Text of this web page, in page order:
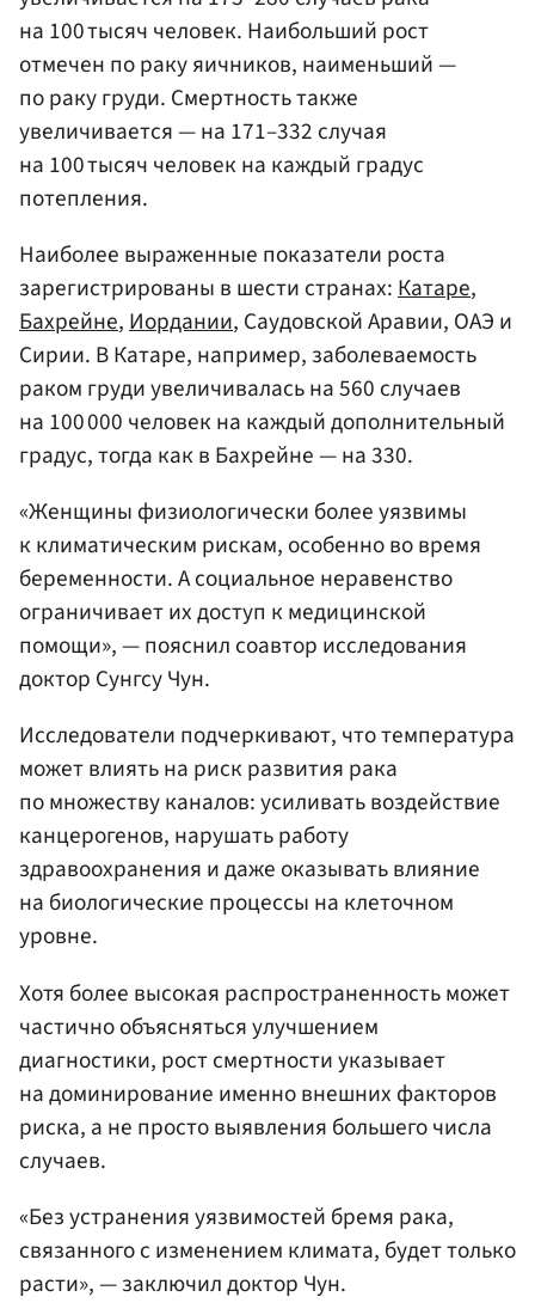
на 100 тысяч человек. Наибольший рост
отмечен по раку яичников, наименьший —
по раку груди. Смертность также
увеличивается — на 171–332 случая
на 100 тысяч человек на каждый градус
потепления.
Наиболее выраженные показатели роста
зарегистрированы в шести странах:Катаре,
Бахрейне,Иордании, Саудовской Аравии, ОАЭ и
Сирии. В Катаре, например, заболеваемость
раком груди увеличивалась на 560 случаев
на 100 000 человек на каждый дополнительный
градус, тогда как в Бахрейне — на 330.
«Женщины физиологически более уязвимы
к климатическим рискам, особенно во время
беременности. А социальное неравенство
ограничивает их доступ к медицинской
помощи», — пояснил соавтор исследования
доктор Сунгсу Чун.
Исследователи подчеркивают, что температура
может влиять на риск развития рака
по множеству каналов: усиливать воздействие
канцерогенов, нарушать работу
здравоохранения и даже оказывать влияние
на биологические процессы на клеточном
уровне.
Хотя более высокая распространенность может
частично объясняться улучшением
диагностики, рост смертности указывает
на доминирование именно внешних факторов
риска, а не просто выявления большего числа
случаев.
«Без устранения уязвимостей бремя рака,
связанного с изменением климата, будет только
расти», — заключил доктор Чун.